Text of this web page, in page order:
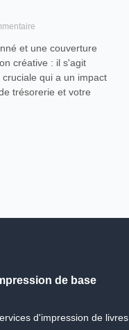
et une couverture
créative : il s'agit
qui a un impact
trésorerie et votre
de base
d'impression de livres